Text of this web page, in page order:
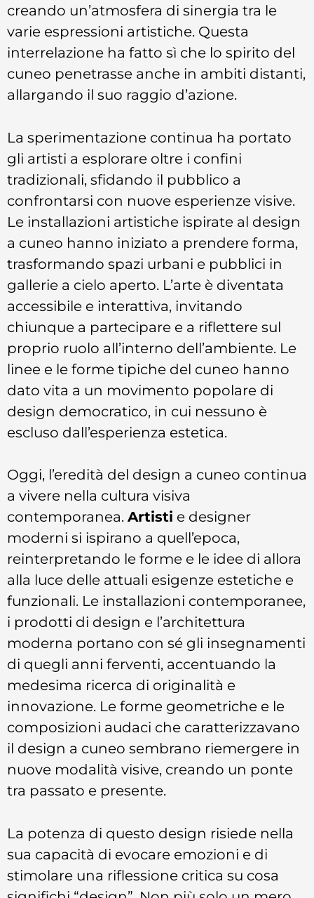
creando un’atmosfera di sinergia tra le
varie espressioni artistiche. Questa
interrelazione ha fatto sì che lo spirito del
cuneo penetrasse anche in ambiti distanti,
allargando il suo raggio d’azione.
La sperimentazione continua ha portato
gli artisti a esplorare oltre i confini
tradizionali, sfidando il pubblico a
confrontarsi con nuove esperienze visive.
Le installazioni artistiche ispirate al design
a cuneo hanno iniziato a prendere forma,
trasformando spazi urbani e pubblici in
gallerie a cielo aperto. L’arte è diventata
accessibile e interattiva, invitando
chiunque a partecipare e a riflettere sul
proprio ruolo all’interno dell’ambiente. Le
linee e le forme tipiche del cuneo hanno
dato vita a un movimento popolare di
design democratico, in cui nessuno è
escluso dall’esperienza estetica.
Oggi, l’eredità del design a cuneo continua
a vivere nella cultura visiva
contemporanea. Artisti e designer
moderni si ispirano a quell’epoca,
reinterpretando le forme e le idee di allora
alla luce delle attuali esigenze estetiche e
funzionali. Le installazioni contemporanee,
i prodotti di design e l’architettura
moderna portano con sé gli insegnamenti
di quegli anni ferventi, accentuando la
medesima ricerca di originalità e
innovazione. Le forme geometriche e le
composizioni audaci che caratterizzavano
il design a cuneo sembrano riemergere in
nuove modalità visive, creando un ponte
tra passato e presente.
La potenza di questo design risiede nella
sua capacità di evocare emozioni e di
stimolare una riflessione critica su cosa